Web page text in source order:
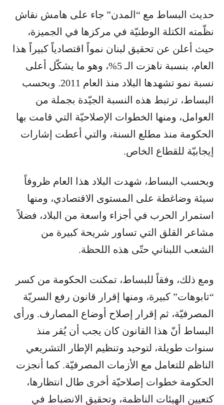
حديث البساط مع “المدن” جاء على هامش نقاش
نظّمته الكتلة الوطنيّة في مركزها في الجميزة،
حيث أعلن عن تحقيق لبنان نمواً اقتصادياً كبيراً هذا
العام، بنسبة ناهزت الـ 5%، وهو ما يشكّل أعلى
نسبة نمو تشهدها البلاد منذ العام 2011. وبحسب
البساط، ترتبط هذه النسبة الجيّدة بجملة من
العوامل، ومنها الخطوات الإصلاحيّة التي قامت بها
الحكومة منذ مطلع السنة، والتي أعطت إشارات
إيجابيّة للقطاع الخاص.
وبحسب البساط، شهدت البلاد هذا العام ظروفاً
سيئة وضاغطة على المستوى الاقتصادي، ومنها
استمرار الحرب في أجزاء واسعة من البلاد، فضلاً
مشاعر القلق التي تساور شريحة كبيرة من
الشعب اللبناني حتّى هذه اللحظة.
ومع ذلك، وفقاً للبساط، تمكنت الحكومة من كسر
“تابوهات” كبيرة، ومنها إقرار قانون رفع السريّة
المصرفيّة، ثم إقرار إصلاح أوضاع المصارف. ورأى
البساط أنّ هذا القانون كان يجب أن يُقر منذ
سنوات طويلة، لتوحيد وتنظيم الإطار التشريعي
الناظم للتعامل مع الأزمات المصرفيّة. كما أنجزت
الحكومة خطوات إصلاحيّة أخرى طال انتظارها،
كتعيين الهيئات الناظمة، وتحقيق الانضباط في